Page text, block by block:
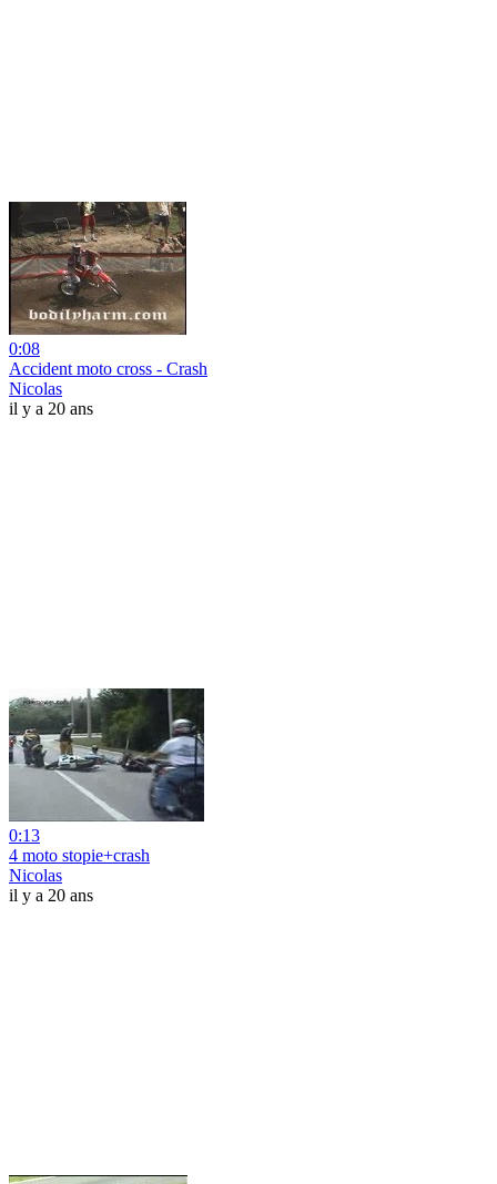
0:08
Accident moto cross - Crash
Nicolas
il y a 20 ans
0:13
4 moto stopie+crash
Nicolas
il y a 20 ans